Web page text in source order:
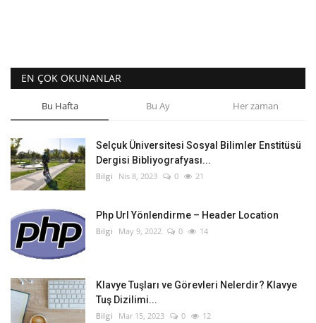
EN ÇOK OKUNANLAR
Bu Hafta Bu Ay Her zaman
Selçuk Üniversitesi Sosyal Bilimler Enstitüsü
Dergisi Bibliyografyası...
Bilgi Nis 8, 2023 0 21
Php Url Yönlendirme – Header Location
Bilgi May 9, 2022 0 14
Klavye Tuşları ve Görevleri Nelerdir? Klavye
Tuş Dizilimi...
Bilgi Mar 15, 2023 0 12